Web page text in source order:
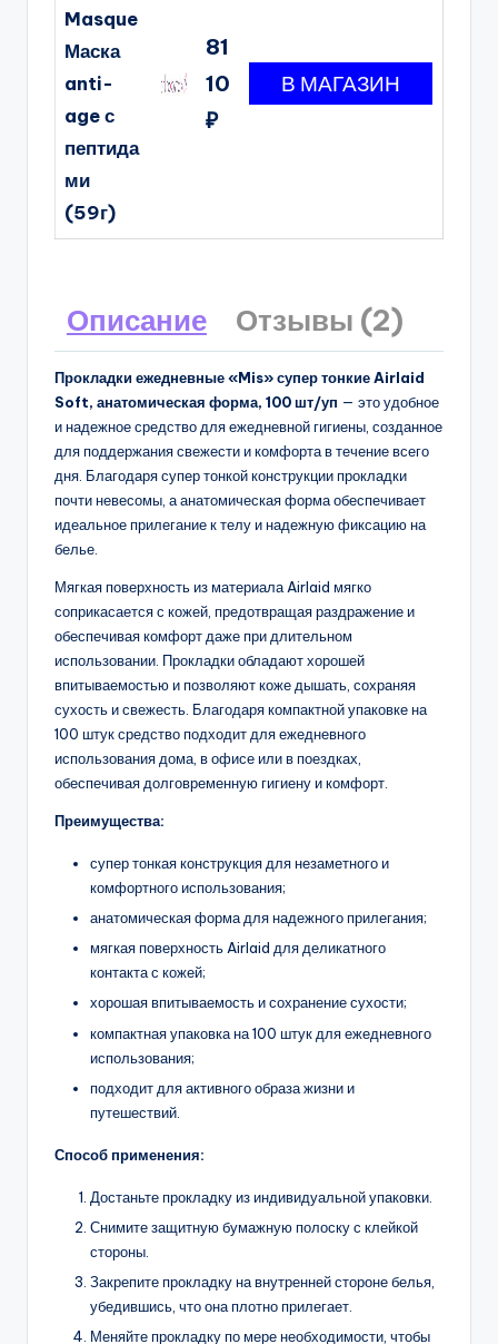
Masque
Маска
anti-
age с
пептида
ми
(59г)
81
10
₽
Описание Отзывы (2)
Прокладки ежедневные «Mis» супер тонкие Airlaid
Soft, анатомическая форма, 100 шт/уп — это удобное
и надежное средство для ежедневной гигиены, созданное
для поддержания свежести и комфорта в течение всего
дня. Благодаря супер тонкой конструкции прокладки
почти невесомы, а анатомическая форма обеспечивает
идеальное прилегание к телу и надежную фиксацию на
белье.
Мягкая поверхность из материала Airlaid мягко
соприкасается с кожей, предотвращая раздражение и
обеспечивая комфорт даже при длительном
использовании. Прокладки обладают хорошей
впитываемостью и позволяют коже дышать, сохраняя
сухость и свежесть. Благодаря компактной упаковке на
100 штук средство подходит для ежедневного
использования дома, в офисе или в поездках,
обеспечивая долговременную гигиену и комфорт.
Преимущества:
супер тонкая конструкция для незаметного и
комфортного использования;
анатомическая форма для надежного прилегания;
мягкая поверхность Airlaid для деликатного
контакта с кожей;
хорошая впитываемость и сохранение сухости;
компактная упаковка на 100 штук для ежедневного
использования;
подходит для активного образа жизни и
путешествий.
Способ применения:
Достаньте прокладку из индивидуальной упаковки.
Снимите защитную бумажную полоску с клейкой
стороны.
Закрепите прокладку на внутренней стороне белья,
убедившись, что она плотно прилегает.
Меняйте прокладку по мере необходимости, чтобы